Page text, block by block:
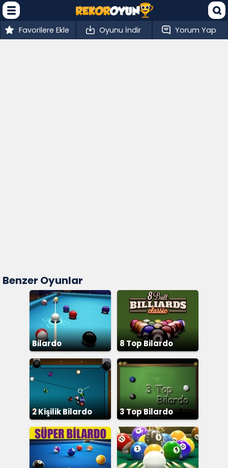
Favorilere Ekle Oyunu İndir Yorum Yap
Benzer Oyunlar
Bilardo 8 Top Bilardo
2 Kişilik Bilardo 3 Top Bilardo